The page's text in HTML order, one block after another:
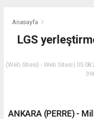
Anasayfa
LGS
(Web Sitesi) - Web Sitesi |
ANKARA (PERRE) -